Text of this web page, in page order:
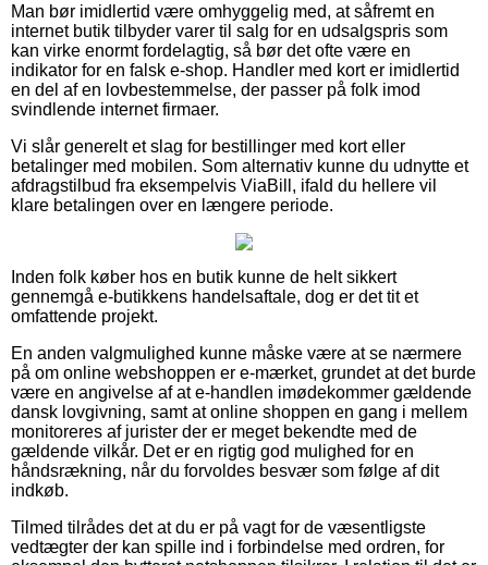
Man bør imidlertid være omhyggelig med, at såfremt en
internet butik tilbyder varer til salg for en udsalgspris som
kan virke enormt fordelagtig, så bør det ofte være en
indikator for en falsk e-shop. Handler med kort er imidlertid
en del af en lovbestemmelse, der passer på folk imod
svindlende internet firmaer.
Vi slår generelt et slag for bestillinger med kort eller
betalinger med mobilen. Som alternativ kunne du udnytte et
afdragstilbud fra eksempelvis ViaBill, ifald du hellere vil
klare betalingen over en længere periode.
Inden folk køber hos en butik kunne de helt sikkert
gennemgå e-butikkens handelsaftale, dog er det tit et
omfattende projekt.
En anden valgmulighed kunne måske være at se nærmere
på om online webshoppen er e-mærket, grundet at det burde
være en angivelse af at e-handlen imødekommer gældende
dansk lovgivning, samt at online shoppen en gang i mellem
monitoreres af jurister der er meget bekendte med de
gældende vilkår. Det er en rigtig god mulighed for en
håndsrækning, når du forvoldes besvær som følge af dit
indkøb.
Tilmed tilrådes det at du er på vagt for de væsentligste
vedtægter der kan spille ind i forbindelse med ordren, for